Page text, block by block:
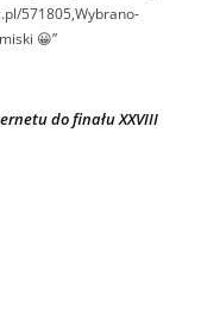
571805,Wybrano-
😀”
do finału XXVIII